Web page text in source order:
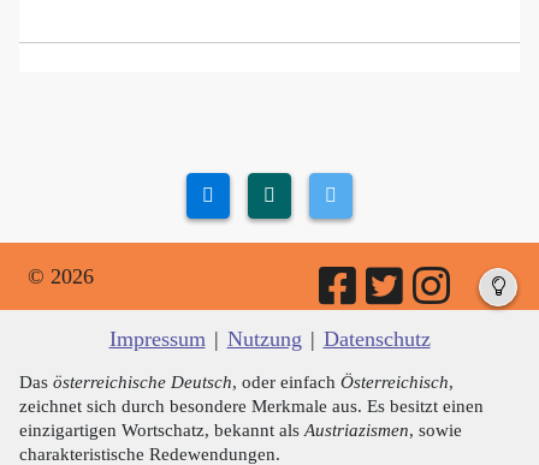
© 2026
Impressum | Nutzung | Datenschutz
Das österreichische Deutsch, oder einfach Österreichisch,
zeichnet sich durch besondere Merkmale aus. Es besitzt einen
einzigartigen Wortschatz, bekannt als Austriazismen, sowie
charakteristische Redewendungen.